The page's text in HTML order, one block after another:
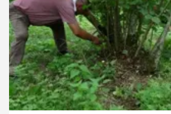
24.07.2026 Vatan TV